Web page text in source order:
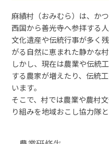
麻績村（おみむら）は、か
西国から善光寺へ参拝する
文化遺産や伝統行事が多く
がる自然に恵まれた静かな村
しかし、現在は農業や伝統
する農家が増えたり、伝統
います。
そこで、村では農業や農村
り組みを地域おこし協力隊